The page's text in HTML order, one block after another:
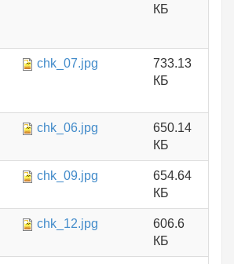
КБ
chk_07.jpg
733.13
КБ
chk_06.jpg
650.14
КБ
chk_09.jpg
654.64
КБ
chk_12.jpg
606.6
КБ